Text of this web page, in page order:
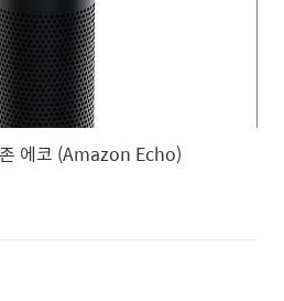
에코 (Amazon Echo)